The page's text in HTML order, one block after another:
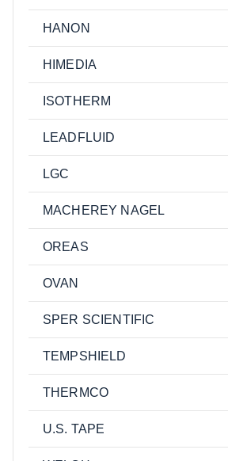
HANON
HIMEDIA
ISOTHERM
LEADFLUID
LGC
MACHEREY NAGEL
OREAS
OVAN
SPER SCIENTIFIC
TEMPSHIELD
THERMCO
U.S. TAPE
AQUADUR TIRAS REACT TERM
D MACHEREY NAGEL 100 TIRAS
91201